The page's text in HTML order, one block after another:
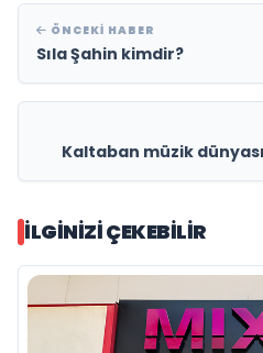
ÖNCEKI HABER
Sıla Şahin kimdir?
Kaltaban müzik
İLGINIZI ÇEKEBILIR